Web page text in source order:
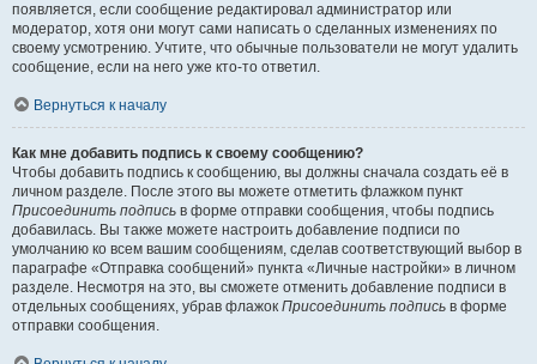
появляется, если сообщение редактировал администратор или
модератор, хотя они могут сами написать о сделанных изменениях по
своему усмотрению. Учтите, что обычные пользователи не могут удалить
сообщение, если на него уже кто-то ответил.
Вернуться к началу
Как мне добавить подпись к своему сообщению?
Чтобы добавить подпись к сообщению, вы должны сначала создать её в
личном разделе. После этого вы можете отметить флажком пункт
Присоединить подпись в форме отправки сообщения, чтобы подпись
добавилась. Вы также можете настроить добавление подписи по
умолчанию ко всем вашим сообщениям, сделав соответствующий выбор в
параграфе «Отправка сообщений» пункта «Личные настройки» в личном
разделе. Несмотря на это, вы сможете отменить добавление подписи в
отдельных сообщениях, убрав флажок Присоединить подпись в форме
отправки сообщения.